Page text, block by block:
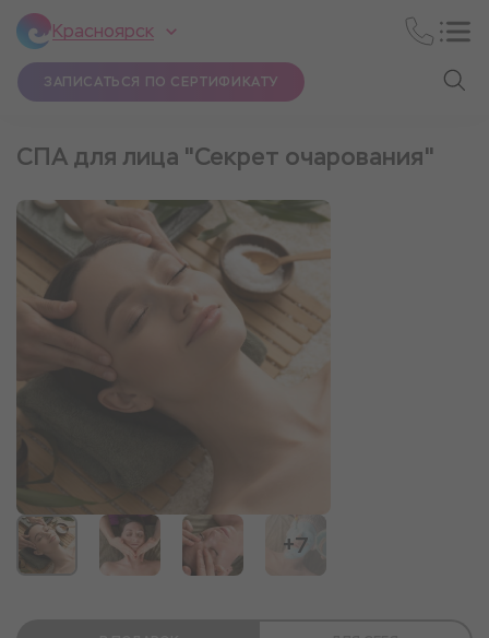
Красноярск
ЗАПИСАТЬСЯ ПО СЕРТИФИКАТУ
СПА для лица "Секрет очарования"
+7